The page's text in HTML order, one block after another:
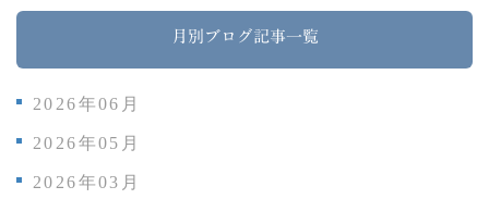
月別ブログ記事一覧
2026年06月
2026年05月
2026年03月